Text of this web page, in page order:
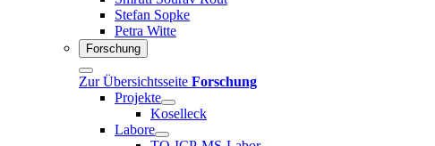
Stefan Sopke
Petra Witte
Forschung
Zur Übersichtsseite Forschung
Projekte
Koselleck
Labore